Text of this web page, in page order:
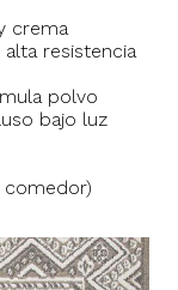
crema
resistencia
polvo
bajo luz
comedor)